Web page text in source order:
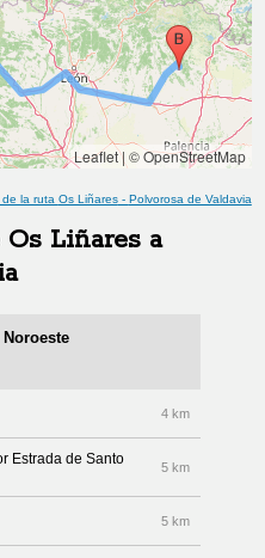
Leaflet| © OpenStreetMap
la ruta Os Liñares- Polvorosa de Valdavia
Os Liñares a
4 km
Estrada de Santo
5 km
5 km